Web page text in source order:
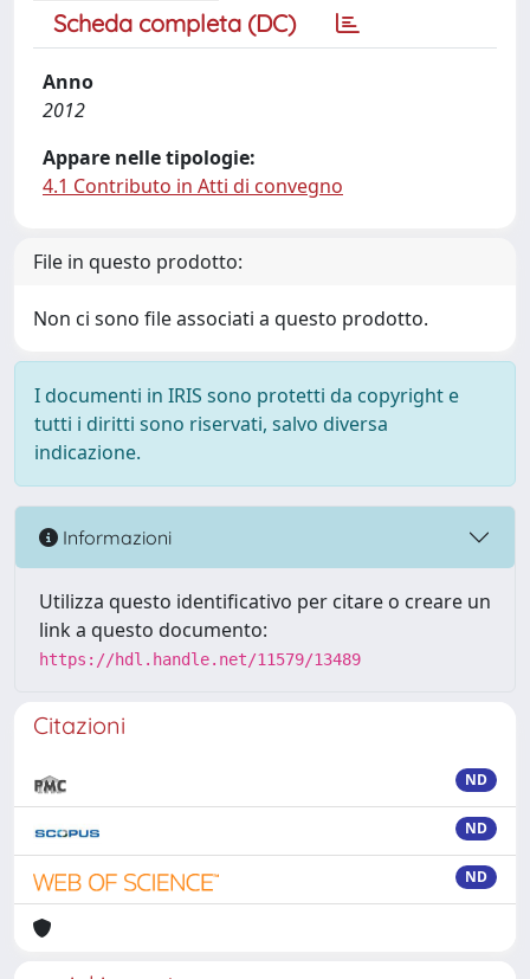
Scheda completa (DC)
Anno
2012
Appare nelle tipologie:
4.1 Contributo in Atti di convegno
File in questo prodotto:
Non ci sono file associati a questo prodotto.
I documenti in IRIS sono protetti da copyright e
tutti i diritti sono riservati, salvo diversa
indicazione.
Informazioni
Utilizza questo identificativo per citare o creare un
link a questo documento:
https://hdl.handle.net/11579/13489
Citazioni
ND
ND
ND